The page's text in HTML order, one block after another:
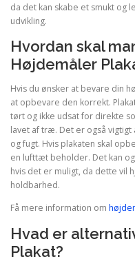
da det kan skabe et smukt og
udvikling.
Hvordan skal
Højdemåler
Hvis du ønsker at bevare din
at opbevare den korrekt.
tørt og ikke udsat for direkte
lavet af træ. Det er også
og fugt. Hvis plakaten skal
en lufttæt beholder. Det kan
hvis det er muligt, da dette vil
holdbarhed.
Få mere information om
Hvad er
Plakat?